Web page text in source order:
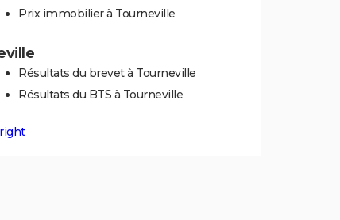
Prix immobilier à Tourneville
Résultats du brevet à Tourneville
Résultats du BTS à Tourneville